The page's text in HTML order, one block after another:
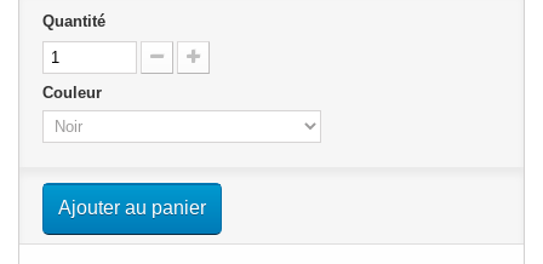
Quantité
Couleur
Ajouter au panier